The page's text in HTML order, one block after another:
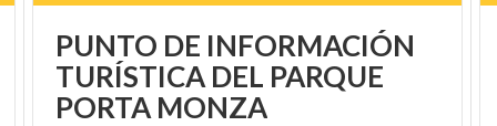
PUNTO DE INFORMACIÓN
TURÍSTICA DEL PARQUE
PORTA MONZA